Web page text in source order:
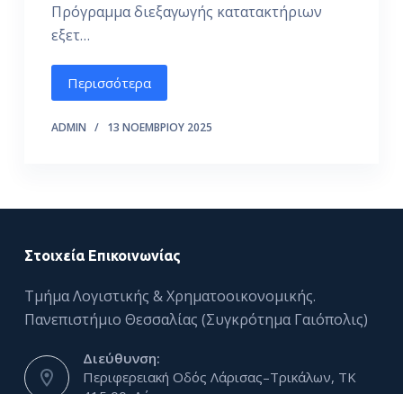
Πρόγραμμα διεξαγωγής κατατακτήριων
εξετ…
Περισσότερα
ADMIN 13 ΝΟΕΜΒΡΊΟΥ 2025
Στοιχεία Επικοινωνίας
Τμήμα Λογιστικής & Χρηματοοικονομικής.
Πανεπιστήμιο Θεσσαλίας (Συγκρότημα Γαιόπολις)
Διεύθυνση:
Περιφερειακή Οδός Λάρισας–Τρικάλων, ΤΚ